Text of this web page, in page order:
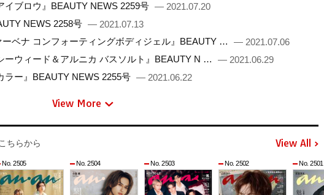
イブロウ』BEAUTY NEWS 2259号 — 2021.07.20
NEWS 2258号 — 2021.07.13
ーベナ コンフォーティングボディジェル』BEAUTY …
— 2021.07.06
ーウィード＆アルニカ バスソルト』BEAUTY N …
— 2021.06.29
ラー』BEAUTY NEWS 2255号 — 2021.06.22
View More
ちらから View All
No. 2505 No. 2504 No. 2503 No. 2502 No. 2501